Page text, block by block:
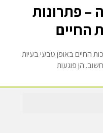
– פתרונות
החיים
החיים באופן טבעי בעיות
הן פוגעות